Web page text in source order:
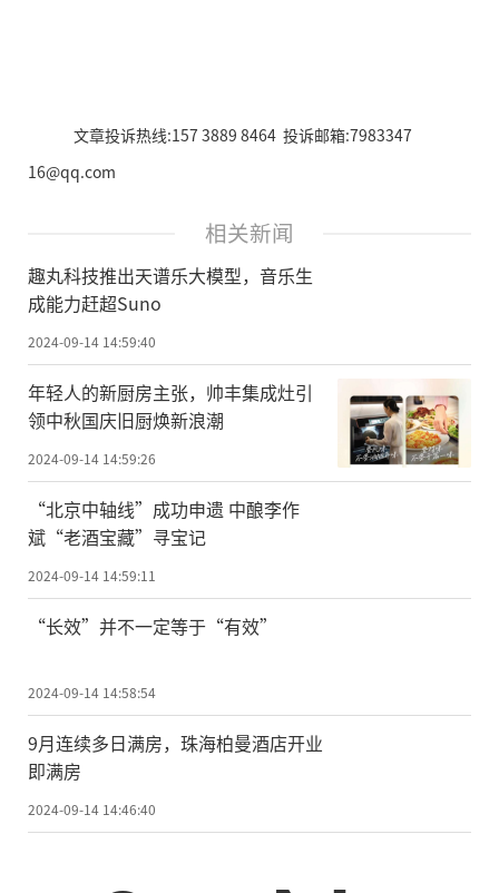
文章投诉热线:157 3889 8464 投诉邮箱:7983347
16@qq.com
相关新闻
趣丸科技推出天谱乐大模型，音乐生
成能力赶超Suno
2024-09-14 14:59:40
年轻人的新厨房主张，帅丰集成灶引
领中秋国庆旧厨焕新浪潮
2024-09-14 14:59:26
“北京中轴线”成功申遗 中酿李作
斌“老酒宝藏”寻宝记
2024-09-14 14:59:11
“长效”并不一定等于“有效”
2024-09-14 14:58:54
9月连续多日满房，珠海柏曼酒店开业
即满房
2024-09-14 14:46:40